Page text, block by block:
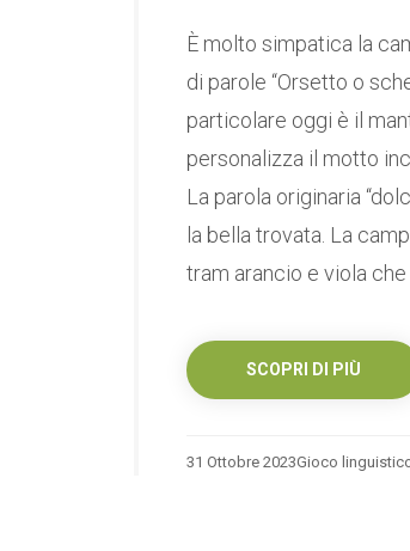
È molto simpatica la
di parole “Orsetto o
particolare oggi è il
personalizza il motto
La parola originaria
la bella trovata. La
tram arancio e viola che
SCOPRI DI PIÙ
31 Ottobre 2023Gioco